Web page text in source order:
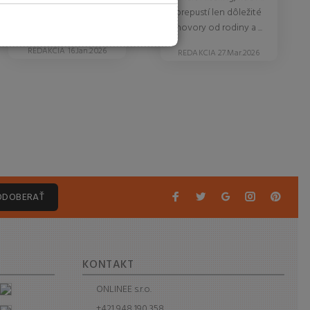
REDAKCIA 16.Jan.2026
prepustí len dôležité
hovory od rodiny a ...
REDAKCIA 27.Mar.2026
KONTAKT
ONLINEE s.r.o.